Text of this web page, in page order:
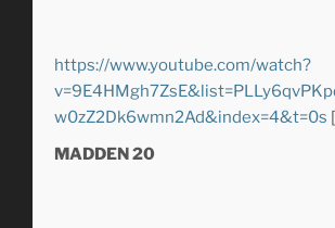
https://www.youtube.com/watch?
w0zZ2Dk6wmn2Ad&index=4&t=0s
MADDEN 20